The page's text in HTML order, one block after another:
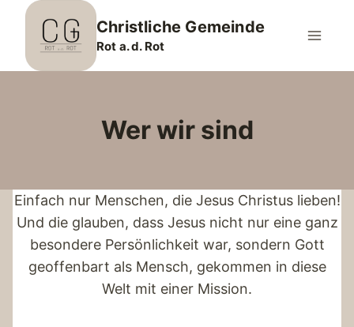
Zum
springen
Christliche Gemeinde
Rot a. d. Rot
Wer wir sind
Einfach nur Menschen, die Jesus Christus lieben!
Und die glauben, dass Jesus nicht nur eine ganz
besondere Persönlichkeit war, sondern Gott
geoffenbart als Mensch, gekommen in diese
Welt mit einer Mission.